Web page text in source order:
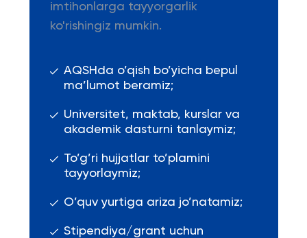
imtihonlarga tayyorgarlik
ko'rishingiz mumkin.
AQSHda o’qish bo’yicha bepul
ma’lumot beramiz;
Universitet, maktab, kurslar va
akademik dasturni tanlaymiz;
To’g’ri hujjatlar to’plamini
tayyorlaymiz;
O’quv yurtiga ariza jo’natamiz;
Stipendiya/grant uchun